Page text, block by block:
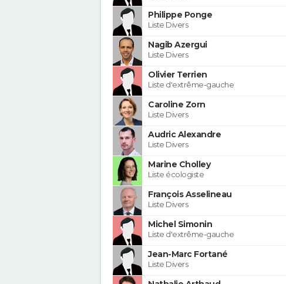
Philippe Ponge
Liste Divers
Nagib Azergui
Liste Divers
Olivier Terrien
Liste d'extrême-gauche
Caroline Zorn
Liste Divers
Audric Alexandre
Liste Divers
Marine Cholley
Liste écologiste
François Asselineau
Liste Divers
Michel Simonin
Liste d'extrême-gauche
Jean-Marc Fortané
Liste Divers